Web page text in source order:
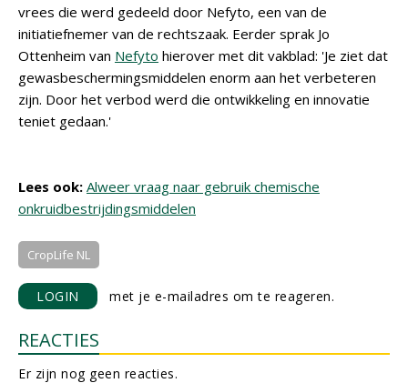
vrees die werd gedeeld door Nefyto, een van de
initiatiefnemer van de rechtszaak. Eerder sprak Jo
Ottenheim van Nefyto hierover met dit vakblad: 'Je ziet dat
gewasbeschermingsmiddelen enorm aan het verbeteren
zijn. Door het verbod werd die ontwikkeling en innovatie
teniet gedaan.'
Lees ook: Alweer vraag naar gebruik chemische
onkruidbestrijdingsmiddelen
CropLife NL
LOGIN met je e-mailadres om te reageren.
REACTIES
Er zijn nog geen reacties.